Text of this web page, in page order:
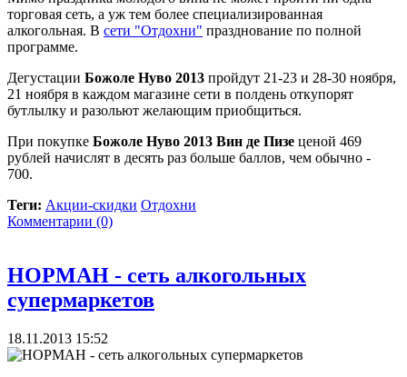
торговая сеть, а уж тем более специализированная
алкогольная. В сети "Отдохни" празднование по полной
программе.
Дегустации Божоле Нуво 2013 пройдут 21-23 и 28-30 ноября,
21 ноября в каждом магазине сети в полдень откупорят
бутлылку и разольют желающим приобщиться.
При покупке Божоле Нуво 2013 Вин де Пизе ценой 469
рублей начислят в десять раз больше баллов, чем обычно -
700.
Теги: Акции-скидки Отдохни
Комментарии (0)
НОРМАН - сеть алкогольных
супермаркетов
18.11.2013 15:52